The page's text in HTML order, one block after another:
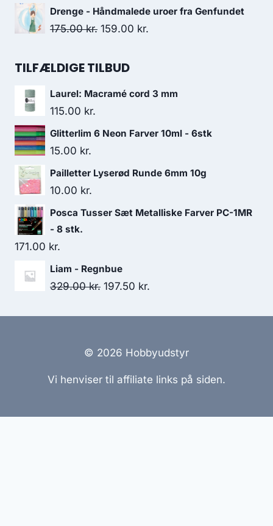
Drenge - Håndmalede uroer fra Genfundet
175.00kr. 159.00 kr.
TILFÆLDIGE TILBUD
Laurel: Macramé cord 3 mm
115.00 kr.
Glitterlim 6 Neon Farver 10ml - 6stk
15.00 kr.
Pailletter Lyserød Runde 6mm 10g
10.00 kr.
Posca Tusser Sæt Metalliske Farver PC-1MR
- 8 stk.
171.00 kr.
Liam - Regnbue
329.00kr. 197.50 kr.
© 2026 Hobbyudstyr
Vi henviser til affiliate links på siden.